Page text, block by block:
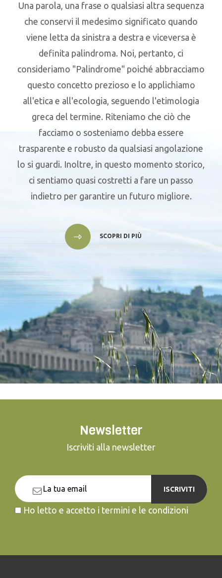
Una parola, una frase o qualsiasi altra sequenza
che conservi il medesimo significato quando
viene letta da sinistra a destra e viceversa è
definita palindroma. Noi, pertanto, ci
consideriamo "Palindrome" poiché abbracciamo
questo concetto prezioso e lo applichiamo
all'etica e all'ecologia, seguendo l'etimologia
greca del termine. Riteniamo che ciò che
facciamo o sosteniamo debba essere
trasparente e robusto da qualsiasi angolazione
lo si guardi. Inoltre, in questo momento storico,
ci sentiamo quasi costretti a fare un passo
indietro per garantire un futuro migliore.
SCOPRI DI PIÙ
Newsletter
Iscriviti alla newsletter
ISCRIVITI
Ho letto e accetto i termini e le condizioni